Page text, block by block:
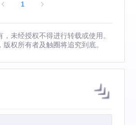
1
未经授权不得进行转载或使用。
权所有者及触圈将追究到底。